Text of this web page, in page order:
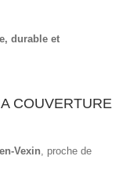
durable et
COUVERTURE
Vexin, proche de